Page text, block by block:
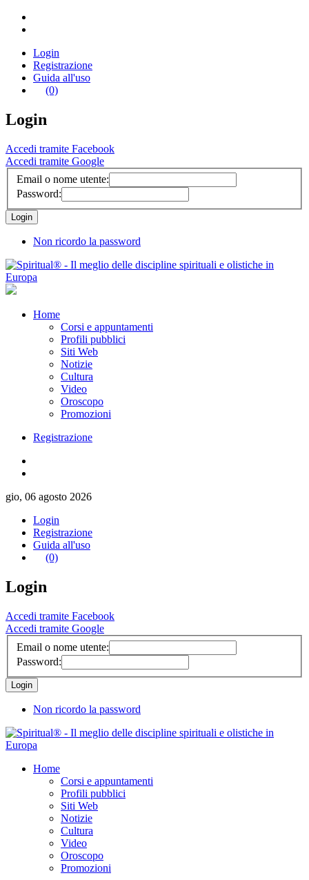
Login
Registrazione
Guida all'uso
(0)
Login
Accedi tramite Facebook
Accedi tramite Google
Email o nome utente:
Password:
Non ricordo la password
Home
Corsi e appuntamenti
Profili pubblici
Siti Web
Notizie
Cultura
Video
Oroscopo
Promozioni
Registrazione
gio, 06 agosto 2026
Login
Registrazione
Guida all'uso
(0)
Login
Accedi tramite Facebook
Accedi tramite Google
Email o nome utente:
Password:
Non ricordo la password
Home
Corsi e appuntamenti
Profili pubblici
Siti Web
Notizie
Cultura
Video
Oroscopo
Promozioni